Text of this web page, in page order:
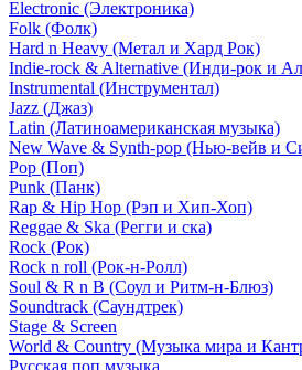
Electronic (Электроника)
Folk (Фолк)
Hard n Heavy (Метал и Хард Рок)
Indie-rock & Alternative (Инди-рок и
Instrumental (Инструментал)
Jazz (Джаз)
Latin (Латиноамериканская музыка)
New Wave & Synth-pop (Нью-вейв и
Pop (Поп)
Punk (Панк)
Rap & Hip Hop (Рэп и Хип-Хоп)
Reggae & Ska (Регги и ска)
Rock (Рок)
Rock n roll (Рок-н-Ролл)
Soul & R n B (Соул и Ритм-н-Блюз)
Soundtrack (Саундтрек)
Stage & Screen
World & Country (Музыка мира и
Русская поп музыка